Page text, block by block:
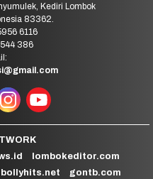
Kediri Lombok
83362.
6116
386
lombokeditor.com
bollyhits.net
gontb.com